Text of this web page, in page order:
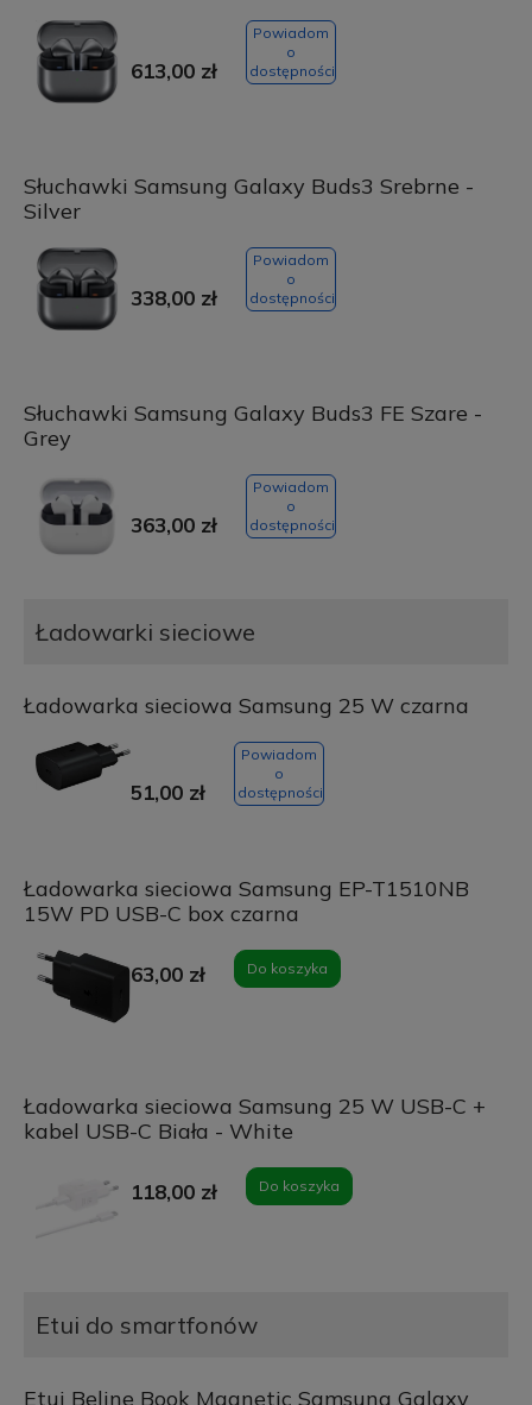
613,00 zł
Powiadom
o
dostępności
Słuchawki Samsung Galaxy Buds3 Srebrne -
Silver
338,00 zł
Powiadom
o
dostępności
Słuchawki Samsung Galaxy Buds3 FE Szare -
Grey
363,00 zł
Powiadom
o
dostępności
Ładowarki sieciowe
Ładowarka sieciowa Samsung 25 W czarna
51,00 zł
Powiadom
o
dostępności
Ładowarka sieciowa Samsung EP-T1510NB
15W PD USB-C box czarna
63,00 zł Do koszyka
Ładowarka sieciowa Samsung 25 W USB-C +
kabel USB-C Biała - White
118,00 zł Do koszyka
Etui do smartfonów
Etui Beline Book Magnetic Samsung Galaxy